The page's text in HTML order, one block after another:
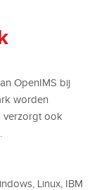
OpenIMS bij
worden
verzorgt ook
Linux, IBM